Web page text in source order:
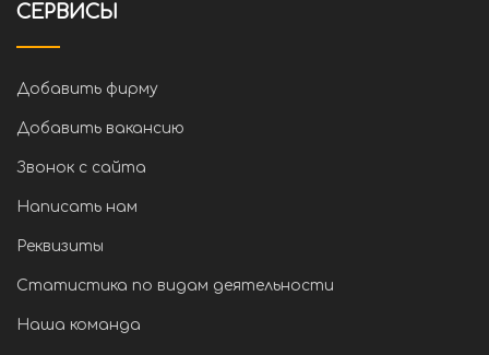
СЕРВИСЫ
Добавить фирму
Добавить вакансию
Звонок с сайта
Написать нам
Реквизиты
Статистика по видам деятельности
Наша команда